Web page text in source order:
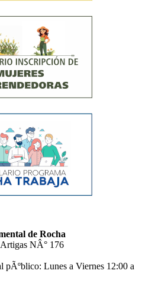
de Rocha
NÂ° 176
pÃºblico: Lunes a Viernes 12:00 a